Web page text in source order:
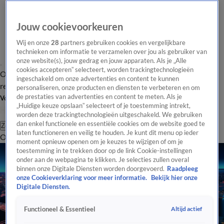
Overzicht Laatste nieuws Regionieuws Het beste van Hart
Tip de
redactie
Volg Hart van Nederland
Zoeken
OverzichtRegioUitzendingenWeerTip de redactiePanelVideo's
Jouw cookievoorkeuren
Wij en onze28 partners gebruiken cookies en vergelijkbare
technieken om informatie te verzamelen over jou als gebruiker van
onze website(s), jouw gedrag en jouw apparaten. Als je „Alle
cookies accepteren” selecteert, worden trackingtechnologieën
ingeschakeld om onze advertenties en content te kunnen
personaliseren, onze producten en diensten te verbeteren en om
de prestaties van advertenties en content te meten. Als je
„Huidige keuze opslaan” selecteert of je toestemming intrekt,
worden deze trackingtechnologieën uitgeschakeld. We gebruiken
dan enkel functionele en essentiële cookies om de website goed te
laten functioneren en veilig te houden. Je kunt dit menu op ieder
moment opnieuw openen om je keuzes te wijzigen of om je
toestemming in te trekken door op de link Cookie-instellingen
onder aan de webpagina te klikken. Je selecties zullen overal
binnen onze Digitale Diensten worden doorgevoerd. Raadpleeg
onze Cookieverklaring voor meer informatie.
Bekijk hier onze
Digitale Diensten.
Functioneel & Essentieel Altijd actief